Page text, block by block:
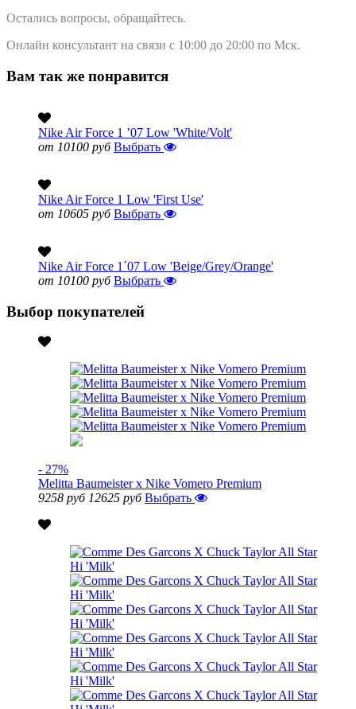
Остались вопросы, обращайтесь.
Онлайн консультант на связи с 10:00 до 20:00 по Мск.
Вам так же понравится
Nike Air Force 1 ’07 Low 'White/Volt'
от 10100 руб Выбрать
Nike Air Force 1 Low 'First Use'
от 10605 руб Выбрать
Nike Air Force 1´07 Low 'Beige/Grey/Orange'
от 10100 руб Выбрать
Выбор покупателей
- 27%
Melitta Baumeister x Nike Vomero Premium
9258 руб 12625 руб Выбрать